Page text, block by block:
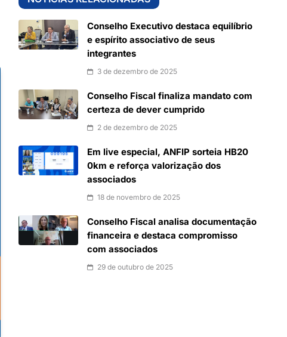
Conselho Executivo destaca equilíbrio
e espírito associativo de seus
integrantes
3 de dezembro de 2025
Conselho Fiscal finaliza mandato com
certeza de dever cumprido
2 de dezembro de 2025
Em live especial, ANFIP sorteia HB20
0km e reforça valorização dos
associados
18 de novembro de 2025
Conselho Fiscal analisa documentação
financeira e destaca compromisso
com associados
29 de outubro de 2025